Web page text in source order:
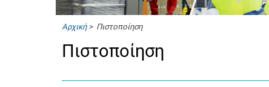
Αρχική> Πιστοποίηση
Πιστοποίηση